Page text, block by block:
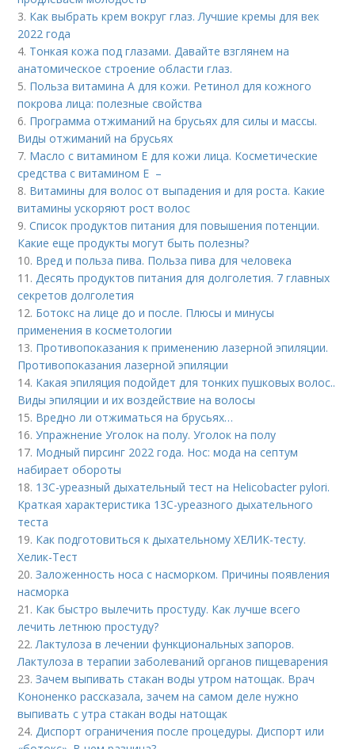
3. Как выбрать крем вокруг глаз. Лучшие кремы для век
2022 года
4. Тонкая кожа под глазами. Давайте взглянем на
анатомическое строение области глаз.
5. Польза витамина А для кожи. Ретинол для кожного
покрова лица: полезные свойства
6. Программа отжиманий на брусьях для силы и массы.
Виды отжиманий на брусьях
7. Масло с витамином Е для кожи лица. Косметические
средства с витамином Е –
8. Витамины для волос от выпадения и для роста. Какие
витамины ускоряют рост волос
9.Список продуктов питания для повышения потенции.
Какие еще продукты могут быть полезны?
10. Вред и польза пива. Польза пива для человека
11.Десять продуктов питания для долголетия. 7 главных
секретов долголетия
12. Ботокс на лице до и после. Плюсы и минусы
применения в косметологии
13. Противопоказания к применению лазерной эпиляции.
Противопоказания лазерной эпиляции
14. Какая эпиляция подойдет для тонких пушковых волос..
Виды эпиляции и их воздействие на волосы
15. Вредно ли отжиматься на брусьях…
16.Упражнение Уголок на полу. Уголок на полу
17. Модный пирсинг 2022 года. Нос: мода на септум
набирает обороты
18. 13С-уреазный дыхательный тест на Helicobacter pylori.
Краткая характеристика 13С-уреазного дыхательного
теста
19. Как подготовиться к дыхательному ХЕЛИК-тесту.
Хелик-Тест
20.Заложенность носа с насморком. Причины появления
насморка
21. Как быстро вылечить простуду. Как лучше всего
лечить летнюю простуду?
22.Лактулоза в лечении функциональных запоров.
Лактулоза в терапии заболеваний органов пищеварения
23.Зачем выпивать стакан воды утром натощак. Врач
Кононенко рассказала, зачем на самом деле нужно
выпивать с утра стакан воды натощак
24.Диспорт ограничения после процедуры. Диспорт или